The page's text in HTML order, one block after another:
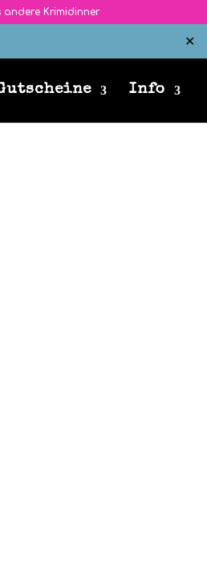
andere Krimidinner
✕
Info